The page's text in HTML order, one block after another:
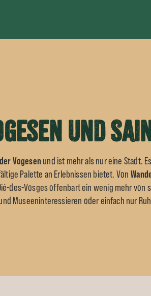
und
Vogesen und ist mehr als nur eine Stadt.
Palette an Erlebnissen bietet. Von
des-Vosges offenbart ein wenig mehr von
Museeninteressieren oder einfach nur